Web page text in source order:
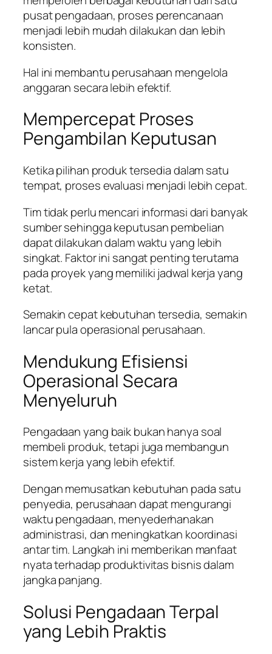
pusat pengadaan, proses perencanaan
menjadi lebih mudah dilakukan dan lebih
konsisten.
Hal ini membantu perusahaan mengelola
anggaran secara lebih efektif.
Mempercepat Proses
Pengambilan Keputusan
Ketika pilihan produk tersedia dalam satu
tempat, proses evaluasi menjadi lebih cepat.
Tim tidak perlu mencari informasi dari banyak
sumber sehingga keputusan pembelian
dapat dilakukan dalam waktu yang lebih
singkat. Faktor ini sangat penting terutama
pada proyek yang memiliki jadwal kerja yang
ketat.
Semakin cepat kebutuhan tersedia, semakin
lancar pula operasional perusahaan.
Mendukung Efisiensi
Operasional Secara
Menyeluruh
Pengadaan yang baik bukan hanya soal
membeli produk, tetapi juga membangun
sistem kerja yang lebih efektif.
Dengan memusatkan kebutuhan pada satu
penyedia, perusahaan dapat mengurangi
waktu pengadaan, menyederhanakan
administrasi, dan meningkatkan koordinasi
antar tim. Langkah ini memberikan manfaat
nyata terhadap produktivitas bisnis dalam
jangka panjang.
Solusi Pengadaan Terpal
yang Lebih Praktis